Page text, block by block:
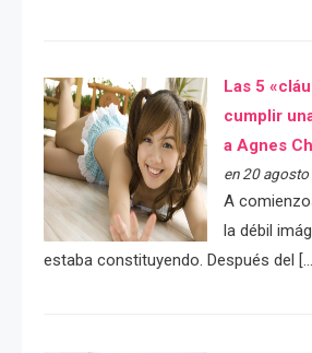
Las 5
cumplir
a Agnes
en 20
A
la débil
estaba constituyendo. Después del […]